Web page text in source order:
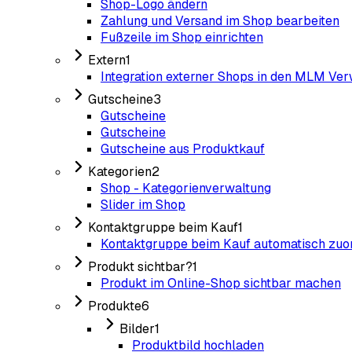
Shop-Logo ändern
Zahlung und Versand im Shop bearbeiten
Fußzeile im Shop einrichten
Extern1
Integration externer Shops in den MLM
Gutscheine3
Gutscheine
Gutscheine
Gutscheine aus Produktkauf
Kategorien2
Shop - Kategorienverwaltung
Slider im Shop
Kontaktgruppe beim Kauf1
Kontaktgruppe beim Kauf automatisch
Produkt sichtbar?1
Produkt im Online-Shop sichtbar machen
Produkte6
Bilder1
Produktbild hochladen